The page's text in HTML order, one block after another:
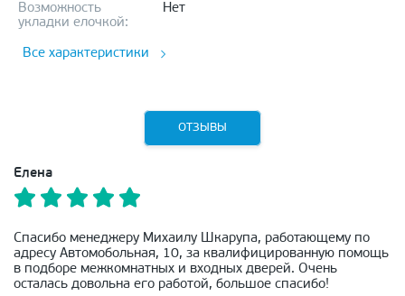
Возможность
укладки елочкой:
Нет
Все характеристики
ОТЗЫВЫ
Елена
Спасибо менеджеру Михаилу Шкарупа, работающему по
адресу Автомобольная, 10, за квалифицированную помощь
в подборе межкомнатных и входных дверей. Очень
осталась довольна его работой, большое спасибо!